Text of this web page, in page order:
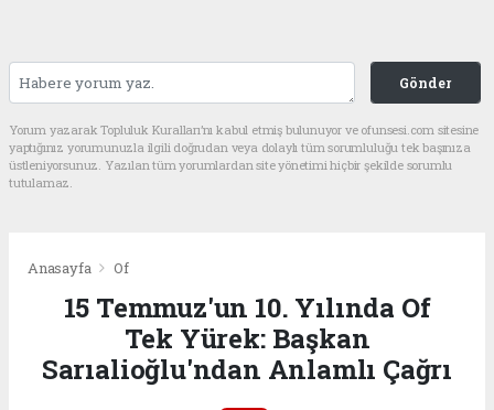
Gönder
Yorum yazarak Topluluk Kuralları’nı kabul etmiş bulunuyor ve ofunsesi.com sitesine
yaptığınız yorumunuzla ilgili doğrudan veya dolaylı tüm sorumluluğu tek başınıza
üstleniyorsunuz. Yazılan tüm yorumlardan site yönetimi hiçbir şekilde sorumlu
tutulamaz.
Anasayfa Of
15 Temmuz'un 10. Yılında Of
Tek Yürek: Başkan
Sarıalioğlu'ndan Anlamlı Çağrı